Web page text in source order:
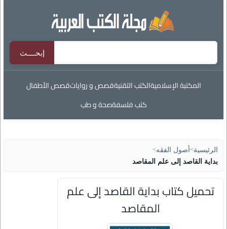
المكتبة الإسلاميةالكتب التقنيةقصص و رواياتقصص الأطفال
كتب فلسفةصحة و طب
الرئيسية> أصول الفقه>
بداية القاصد إلى علم المقاصد
تحميل كتاب بداية القاصد إلى علم
المقاصد